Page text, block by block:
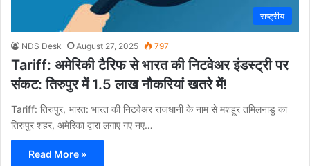
राष्ट्रीय
NDS Desk August 27, 2025 797
Tariff: अमेरिकी टैरिफ से भारत की निटवेअर इंडस्ट्री पर
संकट: तिरुपुर में 1.5 लाख नौकरियां खतरे में!
Tariff: तिरुपुर, भारत: भारत की निटवेअर राजधानी के नाम से मशहूर तमिलनाडु का
तिरुपुर शहर, अमेरिका द्वारा लगाए गए नए…
Read More »